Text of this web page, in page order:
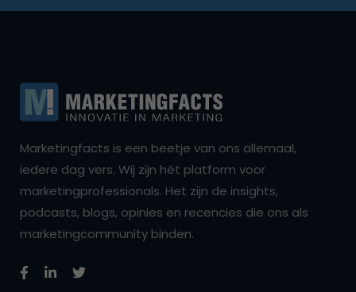
Marketingfacts is een beetje van ons allemaal,
iedere dag vers. Wij zijn hét platform voor
marketingprofessionals. Het zijn de insights,
podcasts, blogs, opinies en recencies die ons als
marketingcommunity binden.